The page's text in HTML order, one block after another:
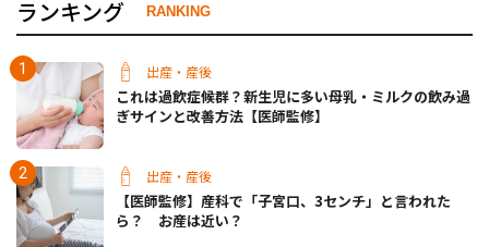
ランキング RANKING
出産・産後
これは過飲症候群？新生児に多い母乳・ミルクの飲み過
ぎサインと改善方法【医師監修】
出産・産後
【医師監修】産科で「子宮口、3センチ」と言われた
ら？ お産は近い？